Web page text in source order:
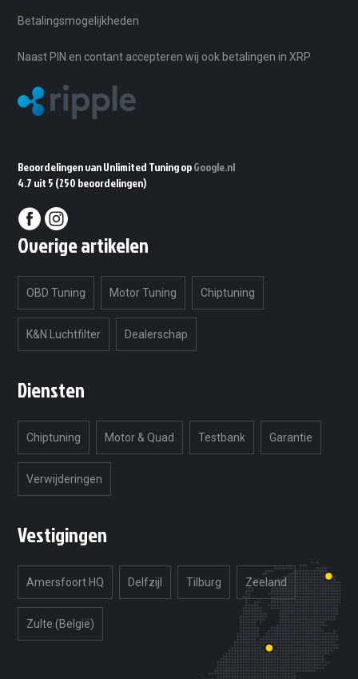
Betalingsmogelijkheden
Naast PIN en contant accepteren wij ook betalingen in XRP
Beoordelingen van Unlimited Tuning opGoogle.nl
4.7 uit 5 (250 beoordelingen)
Overige artikelen
OBD Tuning Motor Tuning Chiptuning
K&N Luchtfilter Dealerschap
Diensten
Chiptuning Motor & Quad Testbank Garantie
Verwijderingen
Vestigingen
Amersfoort HQ Delfzijl Tilburg Zeeland
Zulte (België)